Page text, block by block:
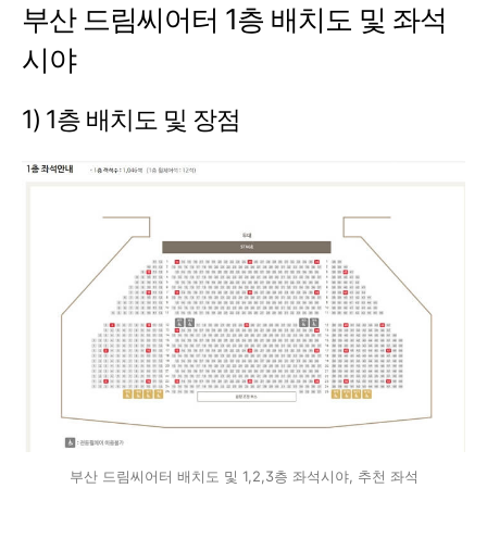
부산 드림씨어터 1층 배치도 및 좌석
시야
1) 1층 배치도 및 장점
부산 드림씨어터 배치도 및 1,2,3층 좌석시야, 추천 좌석